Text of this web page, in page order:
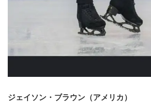
ジェイソン・ブラウン（アメリカ）